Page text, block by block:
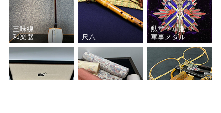
三味線
和楽器
尺八
勲章・軍服
軍事メダル